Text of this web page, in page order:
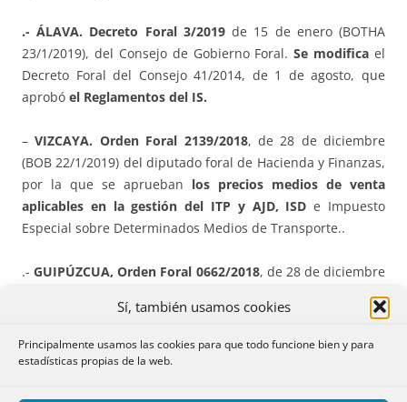
Sí, también usamos cookies
Principalmente usamos las cookies para que todo funcione bien y para
estadísticas propias de la web.
.- ÁLAVA. Decreto Foral 3/2019de 15 de enero (BOTHA
23/1/2019), del Consejo de Gobierno Foral.Se modifica el
Decreto Foral del Consejo 41/2014, de 1 de agosto, que
aprobó el Reglamentos del IS.
–VIZCAYA. Orden Foral 2139/2018, de 28 de diciembre
(BOB 22/1/2019) del diputado foral de Hacienda y Finanzas,
por la que se aprueban los precios medios de venta
aplicables en la gestión del ITP y AJD, ISD e Impuesto
Especial sobre Determinados Medios de Transporte..
.-GUIPÚZCUA, Orden Foral 0662/2018, de 28 de diciembre
precios
medios de venta aplicables en la gestión del ITP y AJD,
ISD
, Impuesto Especial sobre Determinados Medios de
Transporte e Impuesto de Patrimonio.